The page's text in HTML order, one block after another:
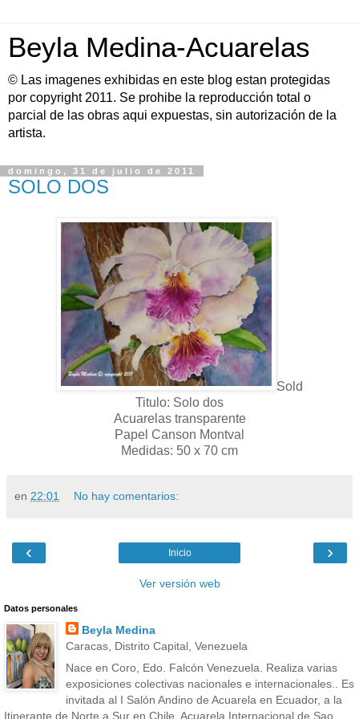
Beyla Medina-Acuarelas
© Las imagenes exhibidas en este blog estan protegidas
por copyright 2011. Se prohibe la reproducción total o
parcial de las obras aqui expuestas, sin autorización de la
artista.
domingo, 31 de julio de 2011
SOLO DOS
Sold
Titulo: Solo dos
Acuarelas transparente
Papel Canson Montval
Medidas: 50 x 70 cm
en 22:01 No hay comentarios:
‹ ›
Inicio
Ver versión web
Datos personales
Beyla Medina
Caracas, Distrito Capital, Venezuela
Nace en Coro, Edo. Falcón Venezuela. Realiza varias
exposiciones colectivas nacionales e internacionales.. Es
invitada al I Salón Andino de Acuarela en Ecuador, a la
Itinerante de Norte a Sur en Chile, Acuarela Internacional de Sao